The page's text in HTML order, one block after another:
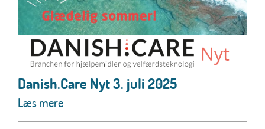
Danish.Care Nyt 3. juli 2025
Læs mere